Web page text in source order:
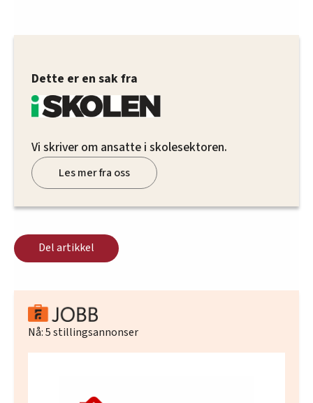
Dette er en sak fra
Vi skriver om ansatte i skolesektoren.
Les mer fra oss
Del artikkel
Nå:5stillingsannonser